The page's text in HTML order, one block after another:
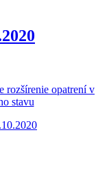
rozšírenie opatrení v
stavu